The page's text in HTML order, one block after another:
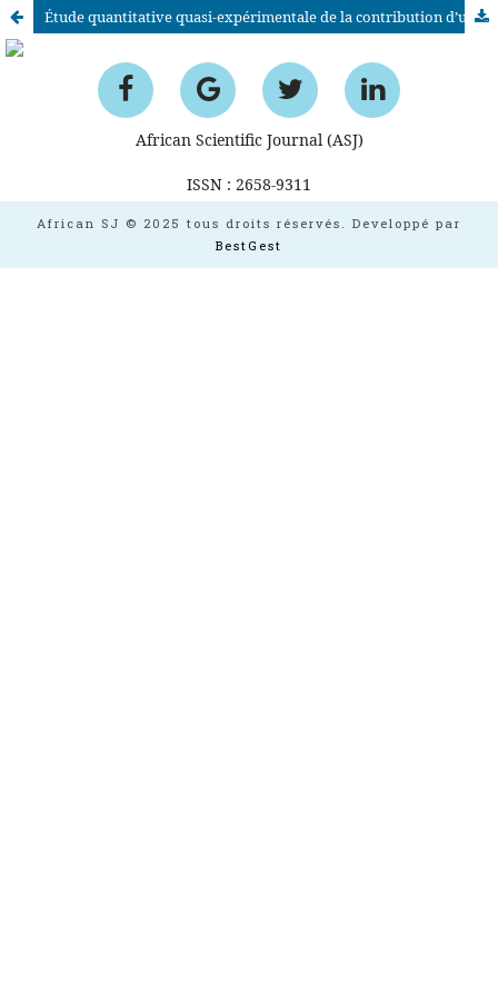
Étude quantitative quasi-expérimentale de la contribution d’un programme de méditation à la prévention primaire de la fermeture d’esprit chez des étudiants, le cas des radicalisations violentes
African Scientific Journal (ASJ)
ISSN : 2658-9311
African SJ © 2025 tous droits réservés. Developpé par
BestGest